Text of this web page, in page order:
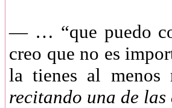
— … “que puedo
creo que no es
la tienes al
recitando una de